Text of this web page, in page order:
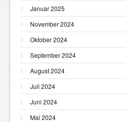
Januar 2025
November 2024
Oktober 2024
September 2024
August 2024
Juli 2024
Juni 2024
Mai 2024